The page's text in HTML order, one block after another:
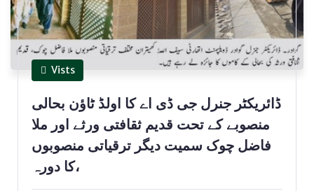
Vists
ڈائریکٹر جنرل جی ڈی اے کا اولڈ ٹاؤن بحالی
منصوبے کے تحت قدیم ثقافتی ورثے اور ملا
فاضل چوک سمیت دیگر ترقیاتی منصوبوں
کا دورہ،